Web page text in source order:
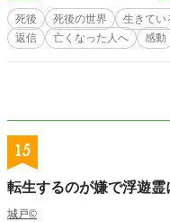
死後 死後の世界 生きてい
返信
亡くなった人へ 感動
15
転生するのが嫌で浮遊霊
城戸©︎